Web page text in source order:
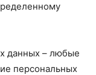
данных – любые
персональных